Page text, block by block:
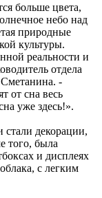
больше цвета,
небо над
природные
культуры.
реальности и
отдела
-
от сна весь
уже здесь!».
декорации,
того, была
и дисплеях
с легким